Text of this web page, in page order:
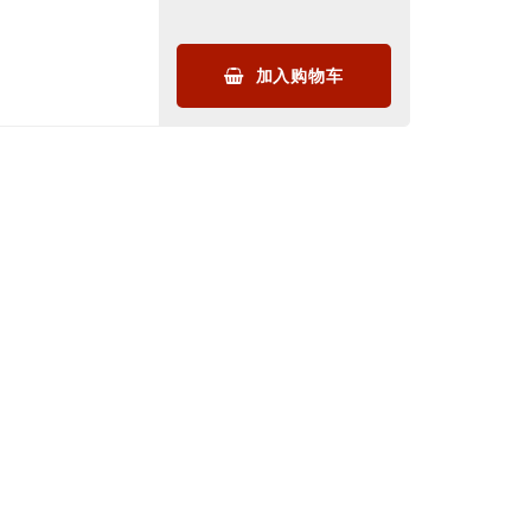
加入购物车